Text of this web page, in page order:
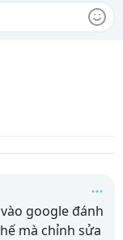
google đánh
mà chỉnh sửa